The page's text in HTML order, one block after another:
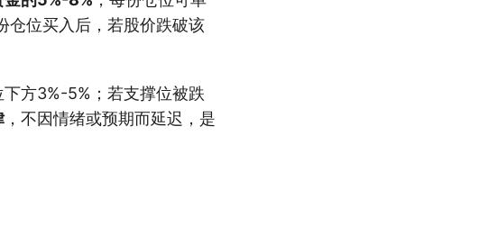
仓位买入后，若股价跌破该
方3%-5%；若支撑位被跌
，不因情绪或预期而延迟，是